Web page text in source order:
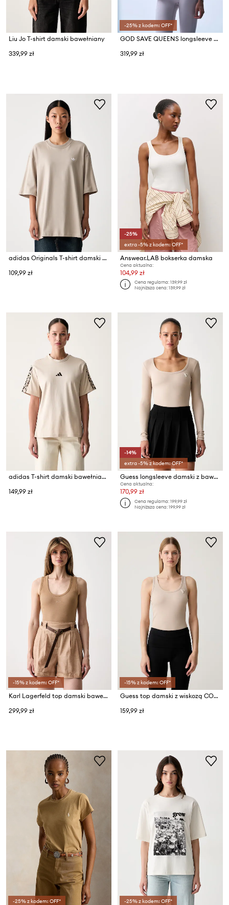
Liu Jo T-shirt damski bawełniany
339,99 zł
-25% z kodem: OFF*
GOD SAVE QUEENS longsleeve damski LONG SLEEVE TOP
319,99 zł
adidas Originals T-shirt damski bawełniany Essentials
109,99 zł
-25%
extra -5% z kodem: OFF*
Answear.LAB bokserka damska
Cena aktualna:
104,99 zł
Cena regularna:139,99 zł
Najniższa cena:139,99 zł
adidas T-shirt damski bawełniany Leopard Pack
149,99 zł
-14%
extra -5% z kodem: OFF*
Guess longsleeve damski z bawełną
Cena aktualna:
170,99 zł
Cena regularna:199,99 zł
Najniższa cena:199,99 zł
-15% z kodem: OFF*
Karl Lagerfeld top damski bawełniany z elastanem
299,99 zł
-15% z kodem: OFF*
Guess top damski z wiskozą COLETTE
159,99 zł
-25% z kodem: OFF* -25% z kodem: OFF*